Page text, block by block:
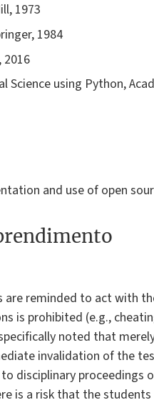
1973
1984
2016
Science using Python,
and use of open
are reminded to act with
is prohibited (e.g.,
noted that
invalidation of the
disciplinary proceedings
is a risk that the